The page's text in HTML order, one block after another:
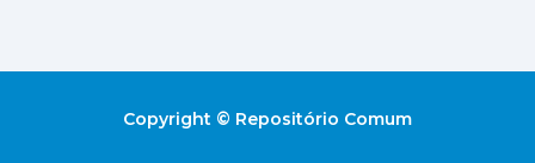
Copyright © Repositório Comum